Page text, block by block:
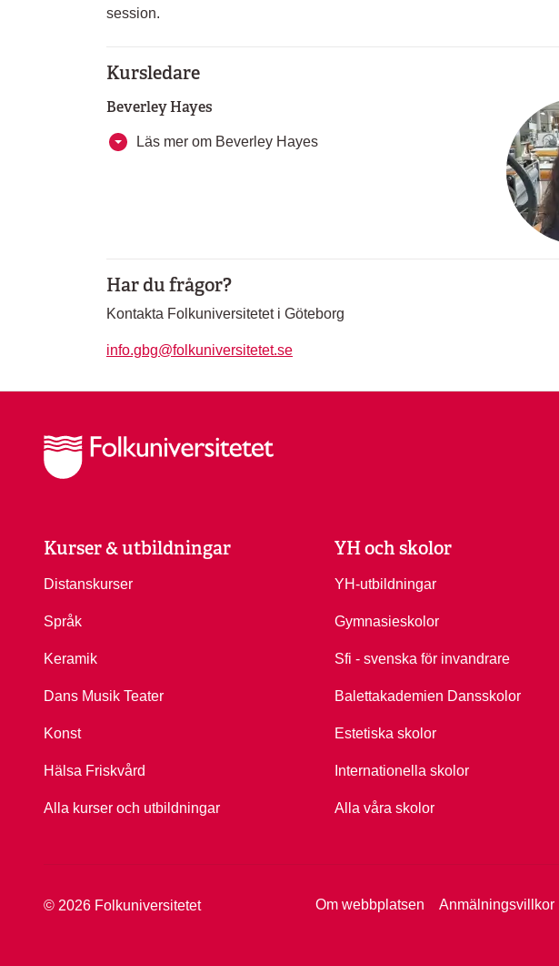
session.
Kursledare
Beverley Hayes
Läs mer om Beverley Hayes
Har du frågor?
Kontakta Folkuniversitetet i Göteborg
info.gbg@folkuniversitetet.se
Kurser & utbildningar
Distanskurser
Språk
Keramik
Dans Musik Teater
Konst
Hälsa Friskvård
Alla kurser och utbildningar
YH och skolor
YH-utbildningar
Gymnasieskolor
Sfi - svenska för invandrare
Balettakademien Dansskolor
Estetiska skolor
Internationella skolor
Alla våra skolor
© 2026 Folkuniversitetet Om webbplatsen Anmälningsvillkor